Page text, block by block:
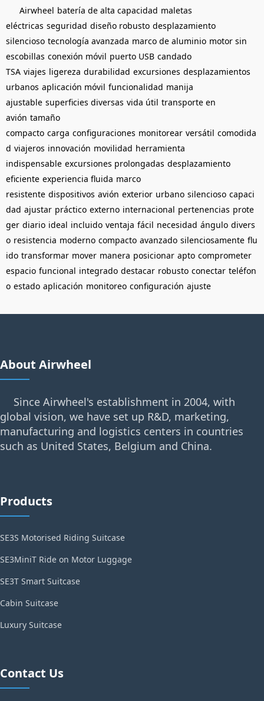
Airwheel batería de alta capacidad maletas
eléctricas seguridad diseño robusto desplazamiento
silencioso tecnología avanzada marco de aluminio motor sin
escobillas conexión móvil puerto USB candado
TSA viajes ligereza durabilidad excursiones desplazamientos
urbanos aplicación móvil funcionalidad manija
ajustable superficies diversas vida útil transporte en
avión tamaño
compacto carga configuraciones monitorear versátil comodida
d viajeros innovación movilidad herramienta
indispensable excursiones prolongadas desplazamiento
eficiente experiencia fluida marco
resistente dispositivos avión exterior urbano silencioso capaci
dad ajustar práctico externo internacional pertenencias prote
ger diario ideal incluido ventaja fácil necesidad ángulo divers
o resistencia moderno compacto avanzado silenciosamente flu
ido transformar mover manera posicionar apto comprometer
espacio funcional integrado destacar robusto conectar teléfon
o estado aplicación monitoreo configuración ajuste
About Airwheel
Since Airwheel's establishment in 2004, with
global vision, we have set up R&D, marketing,
manufacturing and logistics centers in countries
such as United States, Belgium and China.
Products
SE3S Motorised Riding Suitcase
SE3MiniT Ride on Motor Luggage
SE3T Smart Suitcase
Cabin Suitcase
Luxury Suitcase
Contact Us